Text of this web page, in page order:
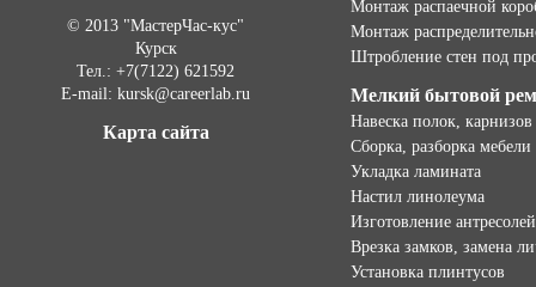
© 2013 "МастерЧас-кус"
Курск
Тел.: +7(7122) 621592
E-mail: kursk@careerlab.ru
Карта сайта
Монтаж распаечной
Монтаж
Штробление стен под
Мелкий бытовой
Навеска полок, карнизов
Сборка, разборка мебели
Укладка ламината
Настил линолеума
Изготовление антресолей
Врезка замков, замена
Установка плинтусов